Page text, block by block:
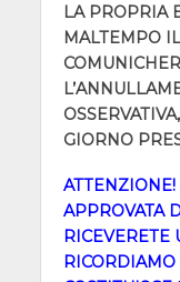
LA PROPRIA
MALTEMPO
GIORNO
APPROVATA
RICEVERETE